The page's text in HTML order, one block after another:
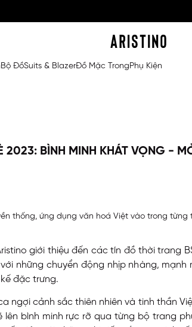
Bộ ĐồSuits & BlazerĐồ Mặc TrongPhụ Kiện
2023: BÌNH MINH KHÁT VỌNG -
thống, ứng dụng văn hoá Việt vào trong từng
giới thiệu đến các tín đồ thời trang
những chuyển động nhịp nhàng,
đặc trưng.
ngợi cảnh sắc thiên nhiên và tinh thần
lên bình minh rực rỡ qua từng bộ trang